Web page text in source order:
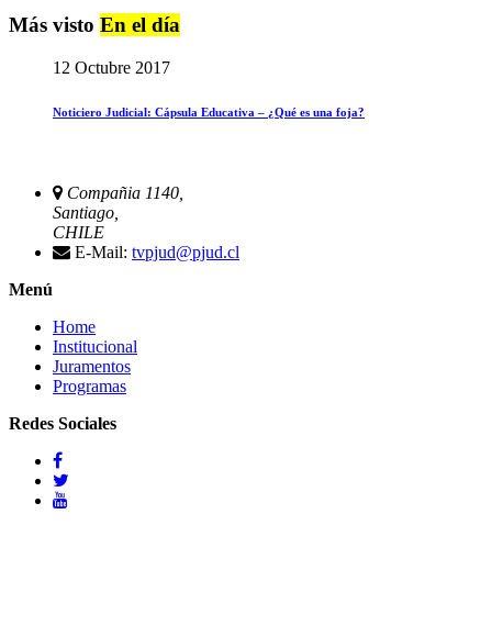
Más visto En el día
12 Octubre 2017
Noticiero Judicial: Cápsula Educativa – ¿Qué es una foja?
Compañia 1140,
Santiago,
CHILE
E-Mail: tvpjud@pjud.cl
Menú
Home
Institucional
Juramentos
Programas
Redes Sociales